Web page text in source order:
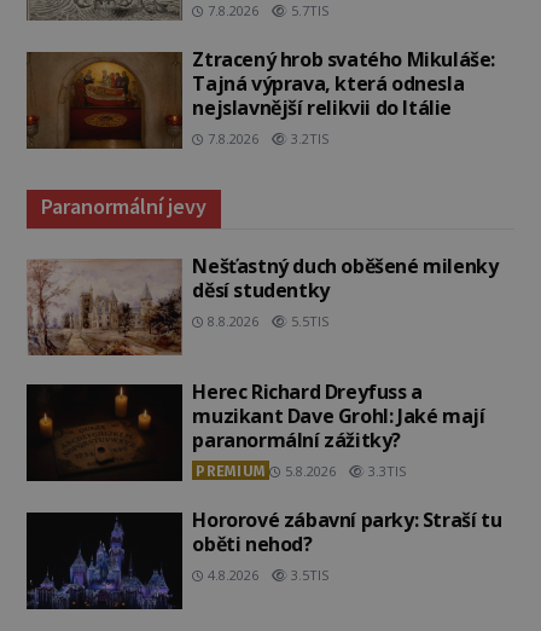
7.8.2026 5.7TIS
Ztracený hrob svatého Mikuláše:
Tajná výprava, která odnesla
nejslavnější relikvii do Itálie
7.8.2026 3.2TIS
Paranormální jevy
Nešťastný duch oběšené milenky
děsí studentky
8.8.2026 5.5TIS
Herec Richard Dreyfuss a
muzikant Dave Grohl: Jaké mají
paranormální zážitky?
PREMIUM 5.8.2026 3.3TIS
Hororové zábavní parky: Straší tu
oběti nehod?
4.8.2026 3.5TIS